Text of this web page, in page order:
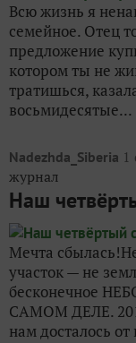
Всю жизнь я
семейное. Отец
предложение
котором ты не
тратишься,
восьмидесятые...
Nadezhda_Siberia 1
журнал
Наш
Мечта
участок — не
бесконечное
САМОМ ДЕЛЕ.
нам досталось